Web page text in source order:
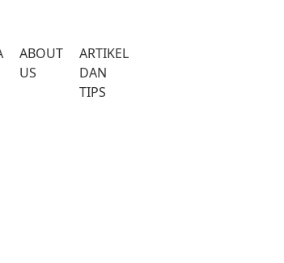
ABOUT
US
ARTIKEL
DAN
TIPS